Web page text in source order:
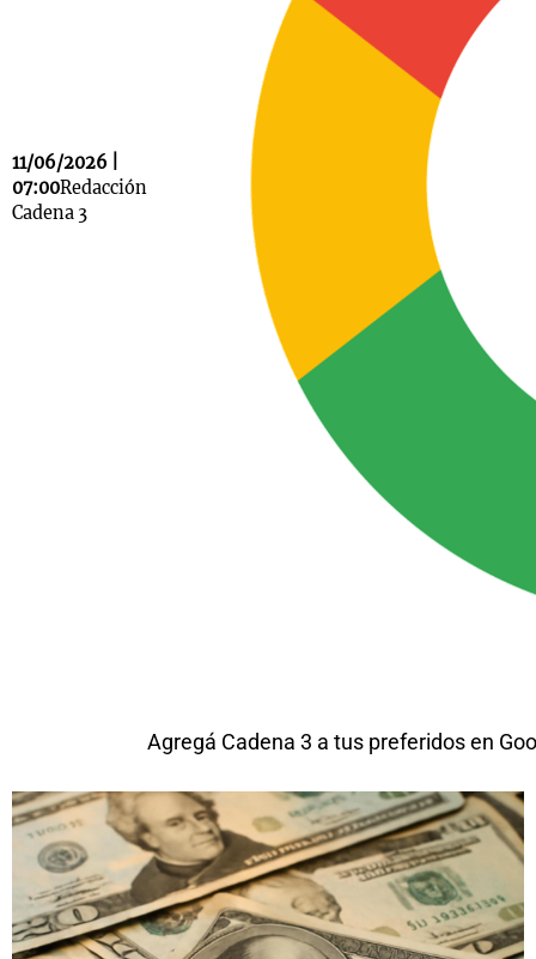
11/06/2026 |
07:00Redacción
Cadena 3
Agregá Cadena 3 a tus preferidos en
La Sole en
Cadena 3